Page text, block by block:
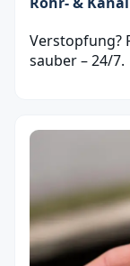
Verstopfung?
sauber – 24/7.